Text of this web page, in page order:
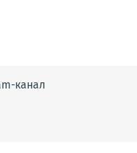
канал